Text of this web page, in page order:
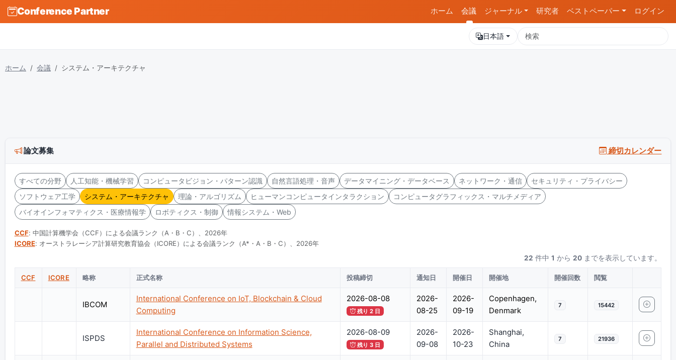
Conference Partner ホーム 会議 ジャーナル 研究者 ベストペーパー ログイン
日本語
ホーム 会議 システム・アーキテクチャ
論文募集 締切カレンダー
すべての分野 人工知能・機械学習 コンピュータビジョン・パターン認識 自然言語処理・音声 データマイニング・データベース ネットワーク・通信
セキュリティ・プライバシー
ソフトウェア工学
システム・アーキテクチャ 理論・アルゴリズム ヒューマンコンピュータインタラクション
コンピュータグラフィックス・マルチメディア
バイオインフォマティクス・医療情報学
ロボティクス・制御 情報システム・Web
CCF: 中国計算機学会（CCF）による会議ランク（A・B・C）、2026年
ICORE: オーストラレーシア計算研究教育協会（ICORE）による会議ランク（A*・A・B・C）、2026年
22 件中1 から20 までを表示しています。
CCF ICORE 略称 正式名称 投稿締切 通知日 開催日 開催地 開催回数 閲覧
IBCOM
International Conference on IoT, Blockchain & Cloud
Computing
2026-08-08
残り 2 日
2026-
08-25
2026-
09-19
Copenhagen,
Denmark
7 15442
ISPDS
International Conference on Information Science,
Parallel and Distributed Systems
2026-08-09
残り 3 日
2026-
09-08
2026-
10-23
Shanghai,
China
7 21936